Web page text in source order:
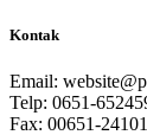
Kontak
Email:
Telp: 0651-
Fax: 00651-24101